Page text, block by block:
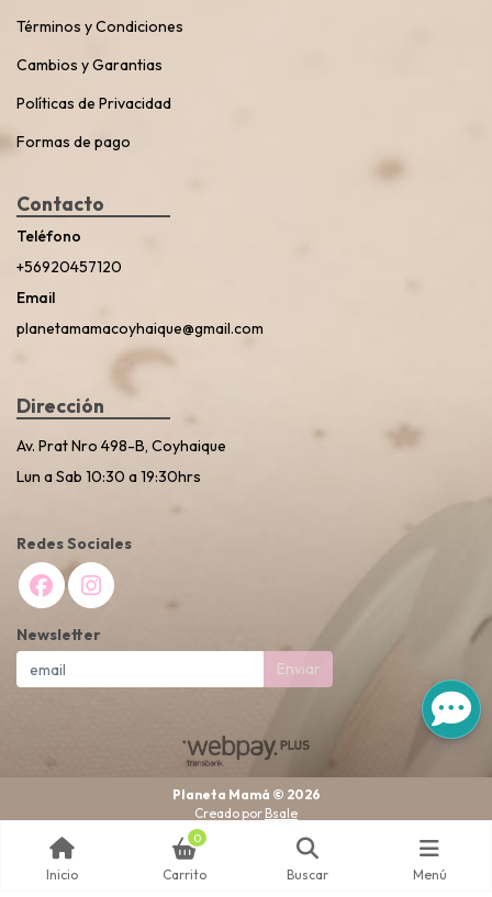
Términos y Condiciones
Cambios y Garantias
Políticas de Privacidad
Formas de pago
Contacto
Teléfono
+56920457120
Email
planetamamacoyhaique@gmail.com
Dirección
Av. Prat Nro 498-B, Coyhaique
Lun a Sab 10:30 a 19:30hrs
Redes Sociales
Newsletter
Enviar
Planeta Mamá © 2026
Creado por Bsale
Inicio
0
Carrito Buscar Menú